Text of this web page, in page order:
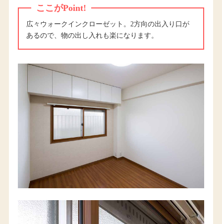
ここがPoint!
広々ウォークインクローゼット。2方向の出入り口が
あるので、物の出し入れも楽になります。